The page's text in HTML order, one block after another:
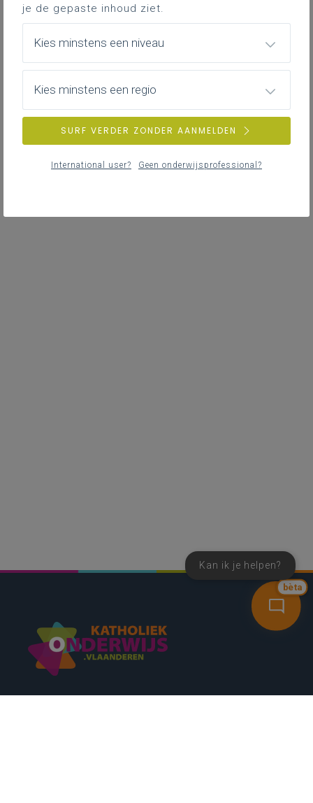
bèta
Kan ik je helpen?
je de gepaste inhoud ziet.
Kies minstens een niveau
Kies minstens een regio
SURF VERDER ZONDER AANMELDEN
International user? Geen onderwijsprofessional?